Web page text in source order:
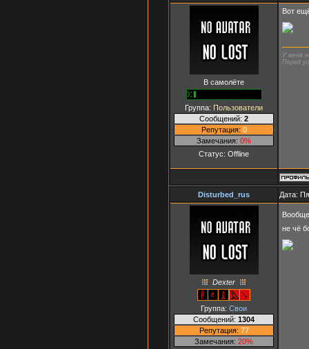
В самолёте
Группа: Пользователи
Сообщений: 2
Репутация: 0
Замечания: 0%
Статус: Offline
Вот
У меня
Перед
Disturbed_rus Дата:
Dexter
Группа: Свои
Сообщений: 1304
Репутация: 77
Замечания: 20%
не чё